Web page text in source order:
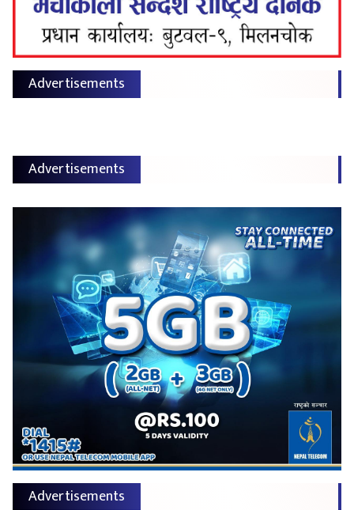
Advertisements
Advertisements
Advertisements